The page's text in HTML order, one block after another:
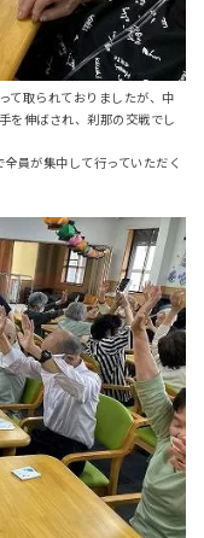
て取られておりましたが、中
を伸ばされ、刹那の交戦でし
員が集中して行っていただく